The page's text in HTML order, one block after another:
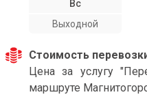
Вс
Выходной
Стоимость
Цена за услугу
маршруте